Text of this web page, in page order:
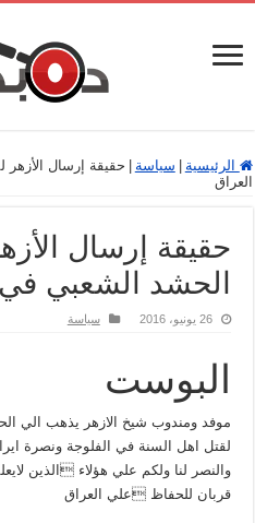
الرئيسية سياسة
حقيقة إرسال
العراق
حقيقة إرسال
الحشد الشعبي
26 يونيو، 2016 سياسة
البوست
موفد ومندوب شيخ الازهر يذهب الي
لقتل اهل السنة في الفلوجة ونصرة
والنصر لنا ولكم علي هؤلاء الذين
قربان للحفاظ علي العراق